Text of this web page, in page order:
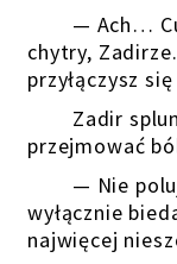
— Ach…
chytry,
przyłączysz
Zadir
przejmować
— Nie
wyłącznie
najwięcej